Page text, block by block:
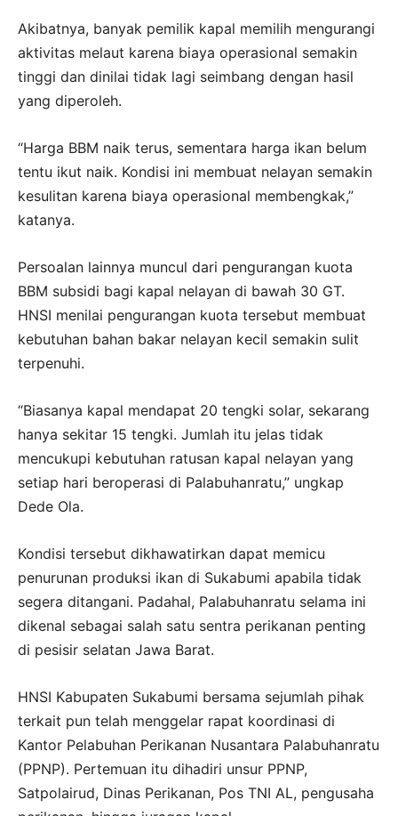
Akibatnya, banyak pemilik kapal memilih mengurangi
aktivitas melaut karena biaya operasional semakin
tinggi dan dinilai tidak lagi seimbang dengan hasil
yang diperoleh.
“Harga BBM naik terus, sementara harga ikan belum
tentu ikut naik. Kondisi ini membuat nelayan semakin
kesulitan karena biaya operasional membengkak,”
katanya.
Persoalan lainnya muncul dari pengurangan kuota
BBM subsidi bagi kapal nelayan di bawah 30 GT.
HNSI menilai pengurangan kuota tersebut membuat
kebutuhan bahan bakar nelayan kecil semakin sulit
terpenuhi.
“Biasanya kapal mendapat 20 tengki solar, sekarang
hanya sekitar 15 tengki. Jumlah itu jelas tidak
mencukupi kebutuhan ratusan kapal nelayan yang
setiap hari beroperasi di Palabuhanratu,” ungkap
Dede Ola.
Kondisi tersebut dikhawatirkan dapat memicu
penurunan produksi ikan di Sukabumi apabila tidak
segera ditangani. Padahal, Palabuhanratu selama ini
dikenal sebagai salah satu sentra perikanan penting
di pesisir selatan Jawa Barat.
HNSI Kabupaten Sukabumi bersama sejumlah pihak
terkait pun telah menggelar rapat koordinasi di
Kantor Pelabuhan Perikanan Nusantara Palabuhanratu
(PPNP). Pertemuan itu dihadiri unsur PPNP,
Satpolairud, Dinas Perikanan, Pos TNI AL, pengusaha